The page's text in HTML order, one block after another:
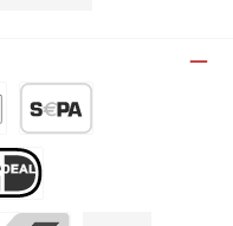
Pay (via Stripe)
SEPA-Lastschrift (via Stripe)
(via Stripe)